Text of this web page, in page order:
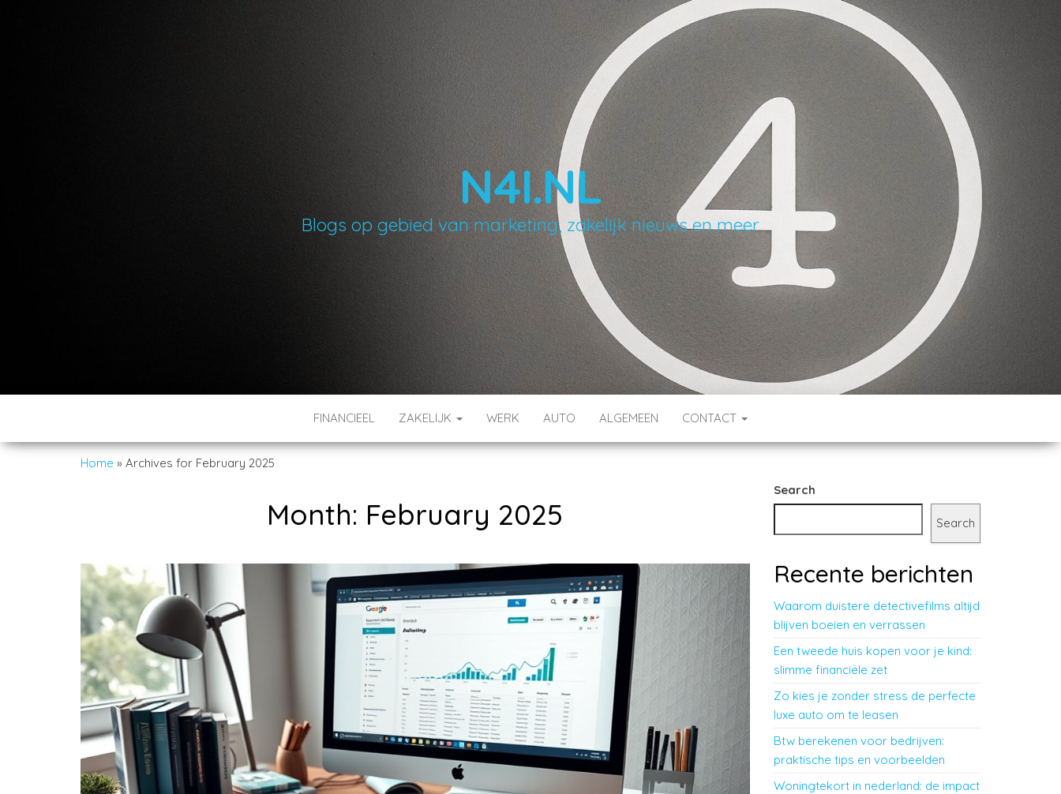
N4I.NL
Blogs op gebied van marketing, zakelijk nieuws en meer
FINANCIEEL ZAKELIJK WERK AUTO ALGEMEEN CONTACT
Home » Archives for February 2025
Month: February 2025
Search
Search
Recente berichten
Waarom duistere detectivefilms altijd
blijven boeien en verrassen
Een tweede huis kopen voor je kind:
slimme financiële zet
Zo kies je zonder stress de perfecte
luxe auto om te leasen
Btw berekenen voor bedrijven:
praktische tips en voorbeelden
Woningtekort in nederland: de impact